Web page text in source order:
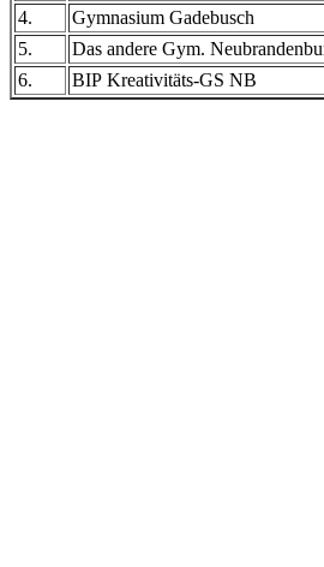
4.
Gymnasium Gadebusch
5.
Das andere Gym.
6.
BIP Kreativitäts-GS NB